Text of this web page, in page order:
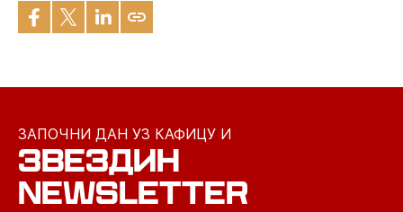
ЗАПОЧНИ ДАН УЗ КАФИЦУ И
ЗВЕЗДИН
NEWSLETTER